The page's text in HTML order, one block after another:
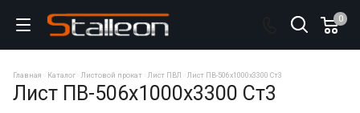
0
Главная Каталог Листовой прокат Лист ПВЛ Лист ПВ-506х1000х3300 Ст3
Лист ПВ-506х1000х3300 Ст3